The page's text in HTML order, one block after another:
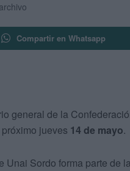
Compartir en Whatsapp
general de la
jueves 14 de mayo.
Unai Sordo forma parte de la